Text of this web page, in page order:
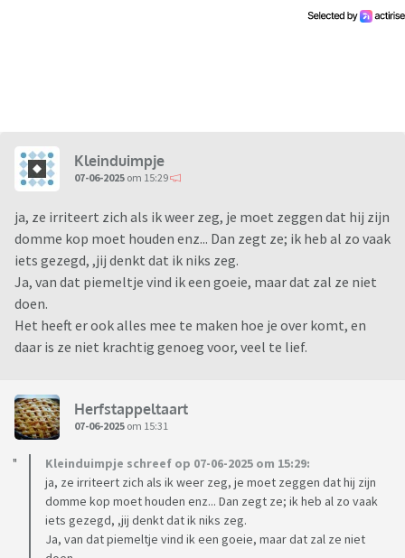
Kleinduimpje
07-06-2025 om 15:29
ja, ze irriteert zich als ik weer zeg, je moet zeggen dat hij zijn
domme kop moet houden enz... Dan zegt ze; ik heb al zo vaak
iets gezegd, ,jij denkt dat ik niks zeg.
Ja, van dat piemeltje vind ik een goeie, maar dat zal ze niet
doen.
Het heeft er ook alles mee te maken hoe je over komt, en
daar is ze niet krachtig genoeg voor, veel te lief.
Herfstappeltaart
07-06-2025 om 15:31
Kleinduimpje schreef op 07-06-2025 om 15:29:
ja, ze irriteert zich als ik weer zeg, je moet zeggen dat hij zijn
domme kop moet houden enz... Dan zegt ze; ik heb al zo vaak
iets gezegd, ,jij denkt dat ik niks zeg.
Ja, van dat piemeltje vind ik een goeie, maar dat zal ze niet